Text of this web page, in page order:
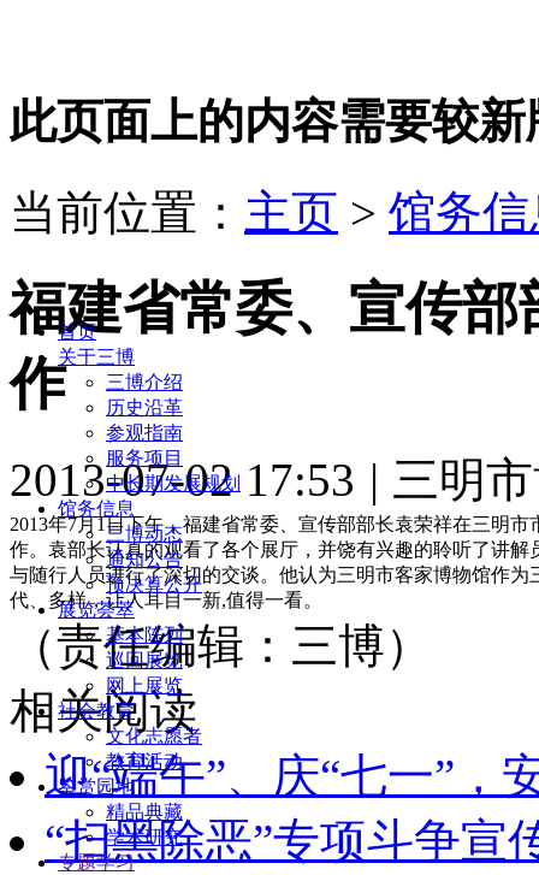
此页面上的内容需要较
首页
关于三博
三博介绍
历史沿革
参观指南
服务项目
中长期发展规划
馆务信息
三博动态
通知公告
预决算公开
展览荟萃
基本陈列
巡回展览
网上展览
社会教育
文化志愿者
教育活动
鉴赏园地
精品典藏
学术研究
专题学习
当前位置： 主页 > 馆务
福建省常委、宣传
作
2013-07-02 17:53 | 三明
2013年7月1日下午，福建省常委、宣传部部长袁荣祥在三明
作。袁部长认真的观看了各个展厅，并饶有兴趣的聆听了讲
与随行人员进行了深切的交谈。他认为三明市客家博物馆作
代、多样，让人耳目一新,值得一看。
（责任编辑：三博）
相关阅读
迎“端午”、庆“七一”，
“扫黑除恶”专项斗争宣